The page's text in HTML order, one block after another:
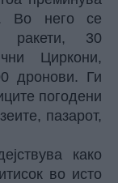
Во него се
ракети, 30
Циркони,
дронови. Ги
погодени
пазарот,
како
во исто